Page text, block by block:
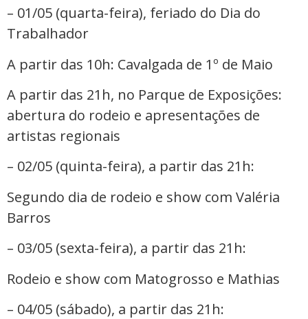
– 01/05 (quarta-feira), feriado do Dia do
Trabalhador
A partir das 10h: Cavalgada de 1º de Maio
A partir das 21h, no Parque de Exposições:
abertura do rodeio e apresentações de
artistas regionais
– 02/05 (quinta-feira), a partir das 21h:
Segundo dia de rodeio e show com Valéria
Barros
– 03/05 (sexta-feira), a partir das 21h:
Rodeio e show com Matogrosso e Mathias
– 04/05 (sábado), a partir das 21h: